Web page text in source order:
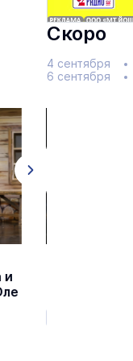
Скоро
4 сентября
6 сентября